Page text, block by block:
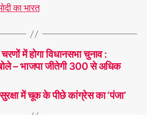
का भारत
में होगा विधानसभा चुनाव :
– भाजपा जीतेगी 300 से अधिक
में चूक के पीछे कांग्रेस का ‘पंजा’